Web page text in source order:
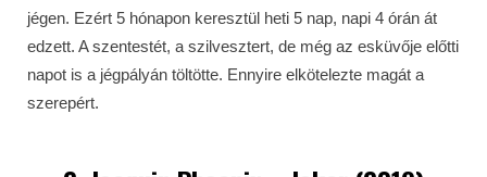
jégen. Ezért 5 hónapon keresztül heti 5 nap, napi 4 órán át
edzett. A szentestét, a szilvesztert, de még az esküvője előtti
napot is a jégpályán töltötte. Ennyire elkötelezte magát a
szerepért.